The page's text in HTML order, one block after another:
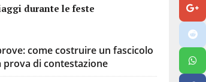
durante le feste
come costruire un fascicolo
prova di contestazione